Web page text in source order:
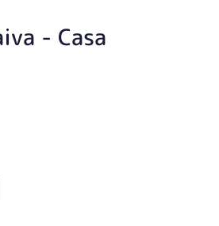
- Casa